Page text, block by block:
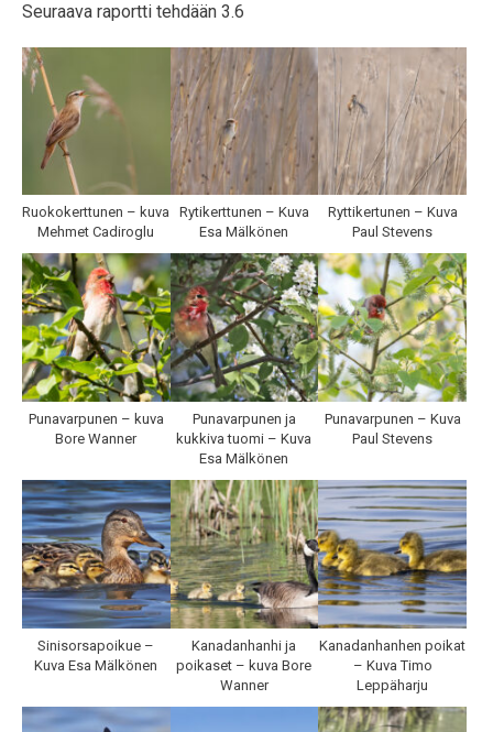
Seuraava raportti tehdään 3.6
Ruokokerttunen – kuva
Mehmet Cadiroglu
Rytikerttunen – Kuva
Esa Mälkönen
Ryttikertunen – Kuva
Paul Stevens
Punavarpunen – kuva
Bore Wanner
Punavarpunen ja
kukkiva tuomi – Kuva
Esa Mälkönen
Punavarpunen – Kuva
Paul Stevens
Sinisorsapoikue –
Kuva Esa Mälkönen
Kanadanhanhi ja
poikaset – kuva Bore
Wanner
Kanadanhanhen poikat
– Kuva Timo
Leppäharju